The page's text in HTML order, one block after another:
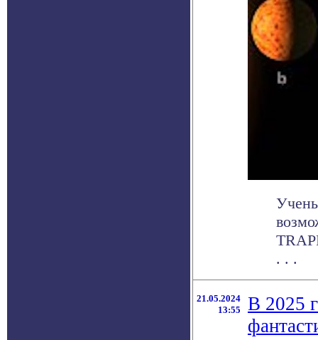
. . .
21.05.2024
13:55
В 2025